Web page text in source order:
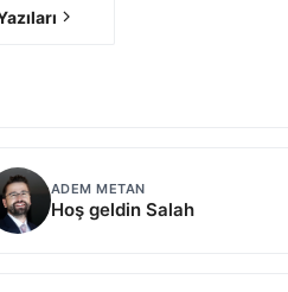
ADEM METAN
Hoş geldin Salah